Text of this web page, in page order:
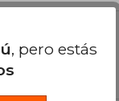
y
, pero estás